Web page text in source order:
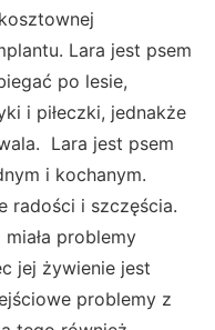
Lara jest psem
po lesie,
i piłeczki, jednakże
Lara jest psem
i kochanym.
radości i szczęścia.
problemy
jej żywienie jest
problemy z